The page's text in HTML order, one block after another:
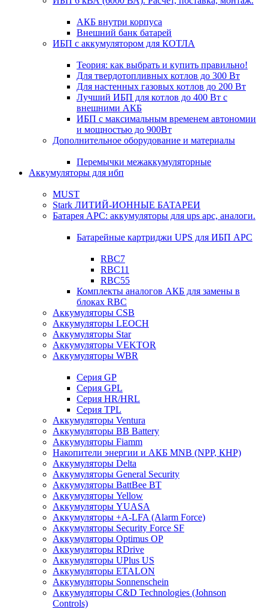
АКБ внутри корпуса
Внешний банк батарей
ИБП с аккумулятором для КОТЛА
Теория: как выбрать и купить правильно!
Для твердотопливных котлов до 300 Вт
Для настенных газовых котлов до 200 Вт
Лучший ИБП для котлов до 400 Вт с
внешними АКБ
ИБП с максимальным временем автономии
и мощностью до 900Вт
Дополнительное оборудование и материалы
Перемычки межаккумуляторные
Аккумуляторы для ибп
MUST
Stark ЛИТИЙ-ИОННЫЕ БАТАРЕИ
Батарея APC: аккумуляторы для ups apc, аналоги.
Батарейные картриджи UPS для ИБП APC
RBC7
RBC11
RBC55
Комплекты аналогов АКБ для замены в
блоках RBC
Аккумуляторы CSB
Аккумуляторы LEOCH
Аккумуляторы Star
Аккумуляторы VEKTOR
Аккумуляторы WBR
Cерия GP
Серия GPL
Серия HR/HRL
Серия TPL
Аккумуляторы Ventura
Аккумуляторы BB Battery
Аккумуляторы Fiamm
Накопители энергии и АКБ MNB (NPP, КНР)
Аккумуляторы Delta
Аккумуляторы General Security
Аккумуляторы BattBee BT
Аккумуляторы Yellow
Аккумуляторы YUASA
Аккумуляторы +A-LFA (Alarm Force)
Аккумуляторы Security Force SF
Аккумуляторы Optimus OP
Аккумуляторы RDrive
Аккумуляторы UPlus US
Аккумуляторы ETALON
Аккумуляторы Sonnenschein
Аккумуляторы С&D Technologies (Johnson
Controls)